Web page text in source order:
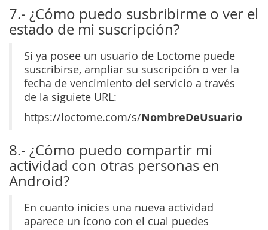
7.- ¿Cómo puedo susbribirme o ver el
estado de mi suscripción?
Si ya posee un usuario de Loctome puede
suscribirse, ampliar su suscripción o ver la
fecha de vencimiento del servicio a través
de la siguiete URL:
https://loctome.com/s/NombreDeUsuario
8.- ¿Cómo puedo compartir mi
actividad con otras personas en
Android?
En cuanto inicies una nueva actividad
aparece un ícono con el cual puedes